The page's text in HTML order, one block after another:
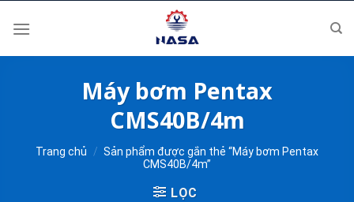
Máy bơm Pentax
CMS40B/4m
Trang chủ / Sản phẩm được gắn thẻ “Máy bơm Pentax
CMS40B/4m”
LỌC